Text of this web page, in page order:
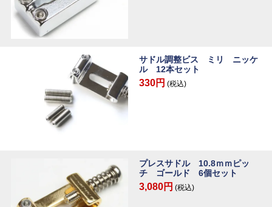
サドル調整ビス ミリ ニッケ
ル 12本セット
330円 (税込)
プレスサドル 10.8ｍｍピッ
チ ゴールド 6個セット
3,080円 (税込)